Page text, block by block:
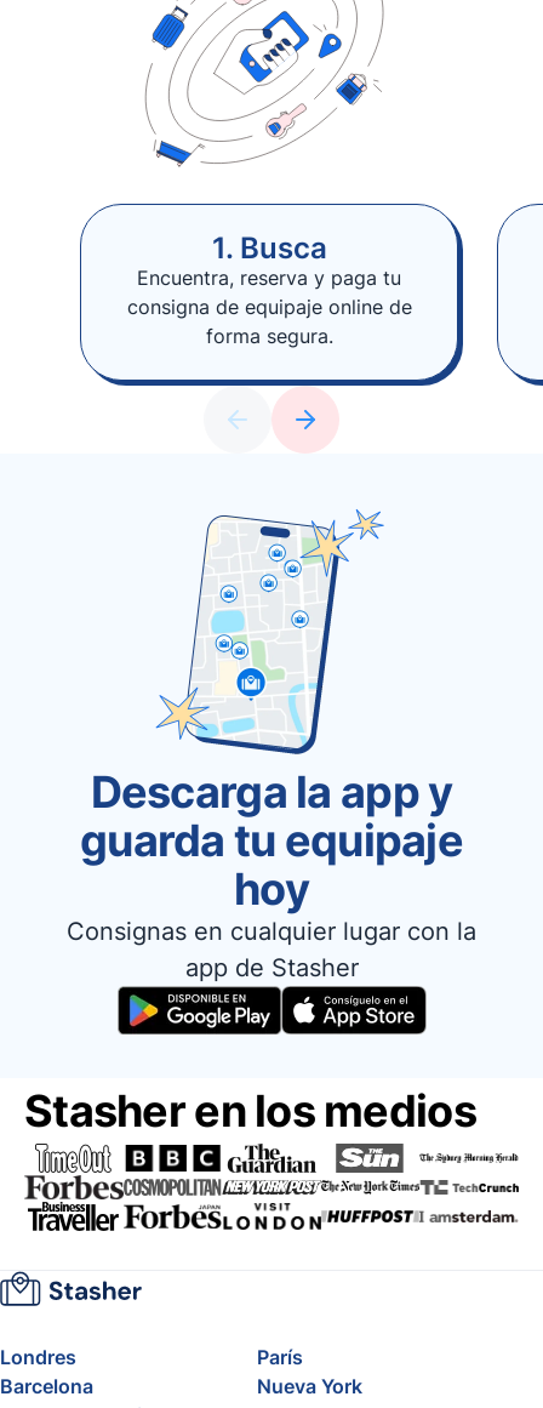
1. Busca
Encuentra, reserva y paga tu
consigna de equipaje online de
forma segura.
Descarga la app y
guarda tu equipaje
hoy
Consignas en cualquier lugar con la
app de Stasher
Stasher en los medios
Londres
París
Barcelona
Nueva York